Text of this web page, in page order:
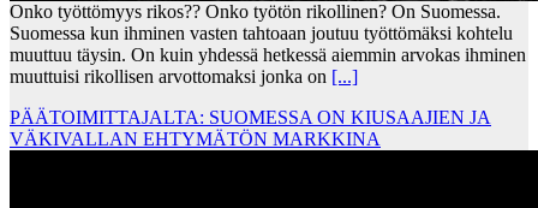
Onko työttömyys rikos?? Onko työtön rikollinen? On Suomessa.
Suomessa kun ihminen vasten tahtoaan joutuu työttömäksi kohtelu
muuttuu täysin. On kuin yhdessä hetkessä aiemmin arvokas ihminen
muuttuisi rikollisen arvottomaksi jonka on [...]
PÄÄTOIMITTAJALTA: SUOMESSA ON KIUSAAJIEN JA
VÄKIVALLAN EHTYMÄTÖN MARKKINA